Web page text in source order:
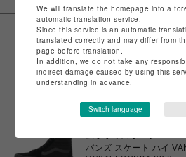
く】
ムラサキスポーツ
バンズ スケート エラ
BROWN/BLUE
ーカー メンズ レディー
￥9,350
バンズ スケート ハイ
We will translate the homepage into a
automatic translation service.
Since this service is an automatic
translated correctly and may differ from
page before translation.
In addition, we do not take any
indirect damage caused by using this
understanding in advance.
Switch language